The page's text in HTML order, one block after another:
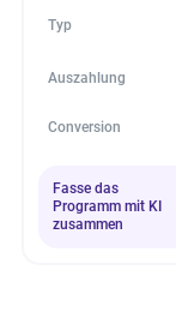
Typ
Auszahlung
Conversion
Fasse das
Programm mit KI
zusammen